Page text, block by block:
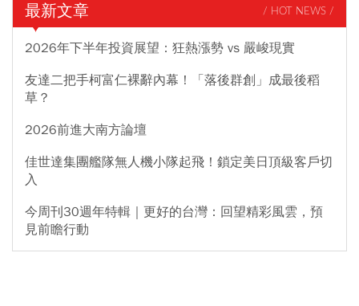
最新文章 / HOT NEWS /
2026年下半年投資展望：狂熱漲勢 vs 嚴峻現實
友達二把手柯富仁裸辭內幕！「落後群創」成最後稻
草？
2026前進大南方論壇
佳世達集團艦隊無人機小隊起飛！鎖定美日頂級客戶切
入
今周刊30週年特輯｜更好的台灣：回望精彩風雲，預
見前瞻行動